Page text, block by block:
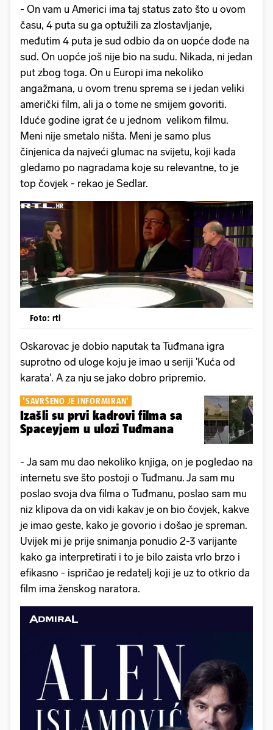
- On vam u Americi ima taj status zato što u ovom
času, 4 puta su ga optužili za zlostavljanje,
međutim 4 puta je sud odbio da on uopće dođe na
sud. On uopće još nije bio na sudu. Nikada, ni jedan
put zbog toga. On u Europi ima nekoliko
angažmana, u ovom trenu sprema se i jedan veliki
američki film, ali ja o tome ne smijem govoriti.
Iduće godine igrat će u jednom velikom filmu.
Meni nije smetalo ništa. Meni je samo plus
činjenica da najveći glumac na svijetu, koji kada
gledamo po nagradama koje su relevantne, to je
top čovjek - rekao je Sedlar.
Foto: rtl
Oskarovac je dobio naputak ta Tuđmana igra
suprotno od uloge koju je imao u seriji 'Kuća od
karata'. A za nju se jako dobro pripremio.
'SAVRŠENO JE INFORMIRAN'
Izašli su prvi kadrovi filma sa
Spaceyjem u ulozi Tuđmana
- Ja sam mu dao nekoliko knjiga, on je pogledao na
internetu sve što postoji o Tuđmanu. Ja sam mu
poslao svoja dva filma o Tuđmanu, poslao sam mu
niz klipova da on vidi kakav je on bio čovjek, kakve
je imao geste, kako je govorio i došao je spreman.
Uvijek mi je prije snimanja ponudio 2-3 varijante
kako ga interpretirati i to je bilo zaista vrlo brzo i
efikasno - ispričao je redatelj koji je uz to otkrio da
film ima ženskog naratora.